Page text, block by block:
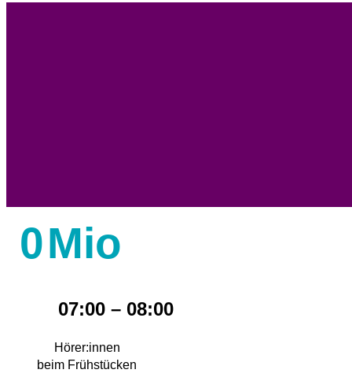
0Mio
07:00 – 08:00
Hörer:innen
beim Frühstücken